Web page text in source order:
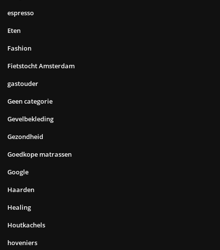
espresso
Eten
Fashion
Fietstocht Amsterdam
gastouder
Geen categorie
Gevelbekleding
Gezondheid
Goedkope matrassen
Google
Haarden
Healing
Houtkachels
hoveniers